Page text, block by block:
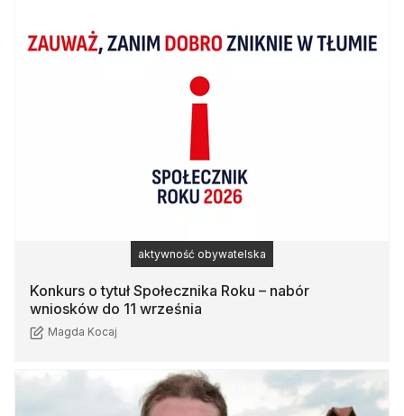
Konkurs o tytuł Społecznika Roku – nabór
wniosków do 11 września
Magda Kocaj
aktywność obywatelska